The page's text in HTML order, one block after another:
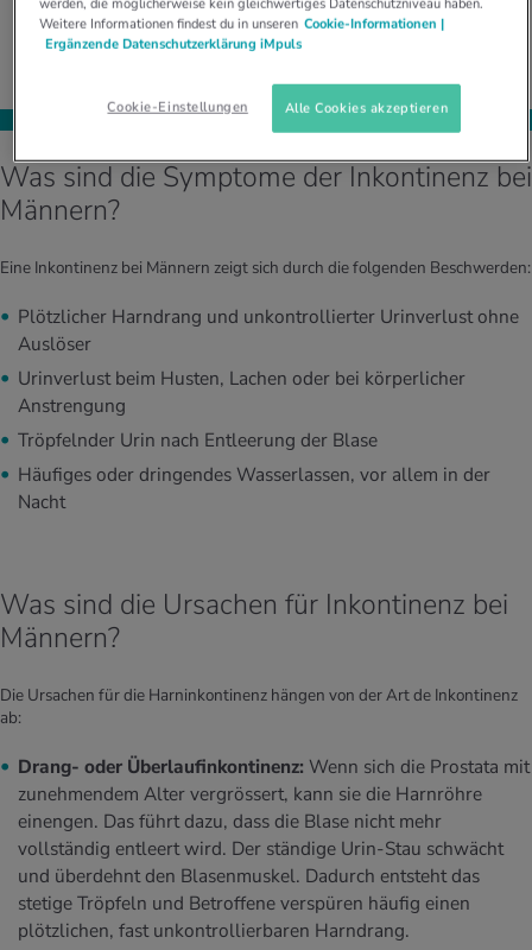
Düdingen
Was sind die Symptome der Inkontinenz bei
Männern?
Eine Inkontinenz bei Männern zeigt sich durch die folgenden Beschwerden:
Plötzlicher Harndrang und unkontrollierter Urinverlust ohne
Auslöser
Urinverlust beim Husten, Lachen oder bei körperlicher
Anstrengung
Tröpfelnder Urin nach Entleerung der Blase
Häufiges oder dringendes Wasserlassen, vor allem in der
Nacht
Was sind die Ursachen für Inkontinenz bei
Männern?
Die Ursachen für die Harninkontinenz hängen von der Art de Inkontinenz
ab:
Drang- oder Überlaufinkontinenz: Wenn sich die Prostata mit
zunehmendem Alter vergrössert, kann sie die Harnröhre
einengen. Das führt dazu, dass die Blase nicht mehr
vollständig entleert wird. Der ständige Urin-Stau schwächt
und überdehnt den Blasenmuskel. Dadurch entsteht das
stetige Tröpfeln und Betroffene verspüren häufig einen
plötzlichen, fast unkontrollierbaren Harndrang.
Weitere Informationen findest du in unseren Cookie-Informationen |
Ergänzende Datenschutzerklärung iMpuls
Cookie-Einstellungen Alle Cookies akzeptieren